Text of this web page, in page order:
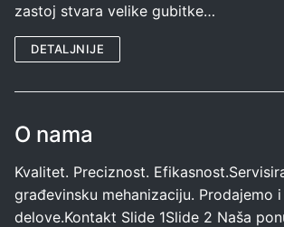
zastoj stvara velike gubitke…
DETALJNIJE
O nama
Kvalitet. Preciznost.
građevinsku mehanizaciju. Prodajemo
delove.Kontakt Slide 1Slide 2 Naša